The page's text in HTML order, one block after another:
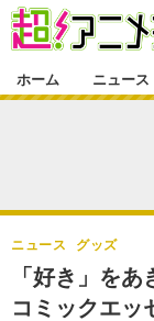
ゲーム・ア
グッズ
特集一覧
ラキりす
連載マンガ
番組・動画
番組・動画
連載・ブログ
ホーム ニュース
「好き」を
コミックエ
ニュース グッズ